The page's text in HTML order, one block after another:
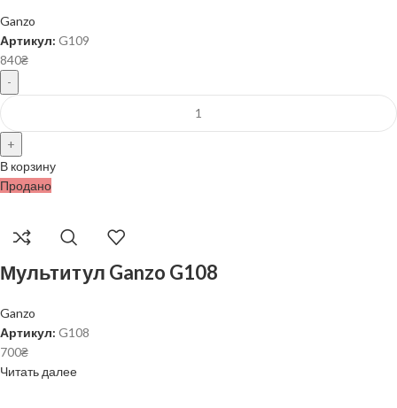
Ganzo
Артикул: G109
840₴
В корзину
Продано
Мультитул Ganzo G108
Ganzo
Артикул: G108
700₴
Читать далее